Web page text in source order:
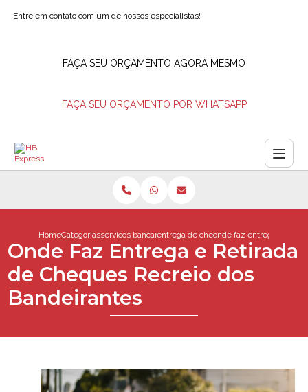
Entre em contato com um de nossos especialistas!
FAÇA SEU ORÇAMENTO AGORA MESMO
FAÇA SEU ORÇAMENTO POR WHATSAPP
HomeCategoriasservicos bancariosentrega de cheques barra da tijuca
onde faz entrega e
Onde Faz Entrega e Retirada
de Cheques Recreio dos
Bandeirantes